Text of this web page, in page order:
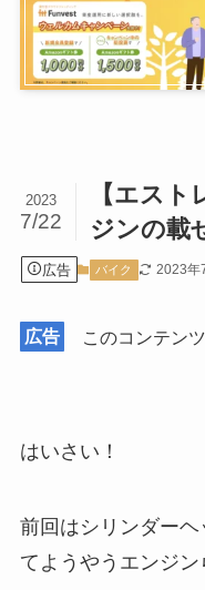
【エス
ジンの載
2023
7/22
広告 バイク 2023年
広告 このコンテンツ
はいさい！
前回はシリンダー
てようやうエンジ